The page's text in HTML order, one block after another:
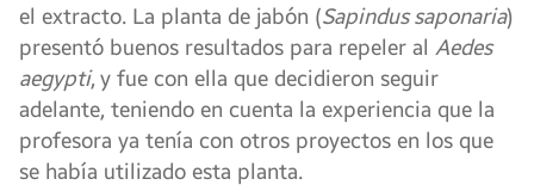
el extracto. La planta de jabón (Sapindus saponaria)
presentó buenos resultados para repeler al Aedes
aegypti, y fue con ella que decidieron seguir
adelante, teniendo en cuenta la experiencia que la
profesora ya tenía con otros proyectos en los que
se había utilizado esta planta.